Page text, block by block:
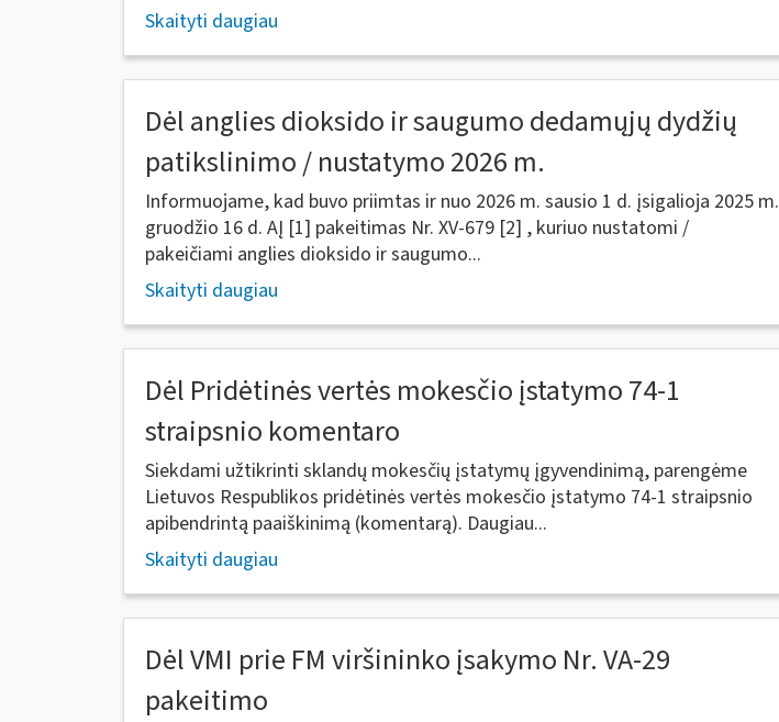
Skaityti daugiau
Dėl anglies dioksido ir saugumo dedamųjų dydžių
patikslinimo / nustatymo 2026 m.
Informuojame, kad buvo priimtas ir nuo 2026 m. sausio 1 d. įsigalioja 2025 m.
gruodžio 16 d. AĮ [1] pakeitimas Nr. XV-679 [2] , kuriuo nustatomi /
pakeičiami anglies dioksido ir saugumo...
Skaityti daugiau
Dėl Pridėtinės vertės mokesčio įstatymo 74-1
straipsnio komentaro
Siekdami užtikrinti sklandų mokesčių įstatymų įgyvendinimą, parengėme
Lietuvos Respublikos pridėtinės vertės mokesčio įstatymo 74-1 straipsnio
apibendrintą paaiškinimą (komentarą). Daugiau...
Skaityti daugiau
Dėl VMI prie FM viršininko įsakymo Nr. VA-29
pakeitimo